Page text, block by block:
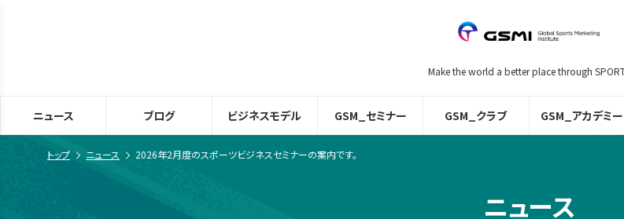
Make the world a better place through
ニュース ブログ ビジネスモデル GSM_セミナー GSM_クラブ GSM_アカデミー
トップ ニュース 2026年2月度のスポーツビジネスセミナーの案内です。
ニュース